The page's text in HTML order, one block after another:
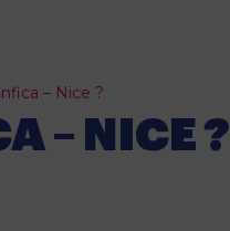
– Nice ?
– NICE ?